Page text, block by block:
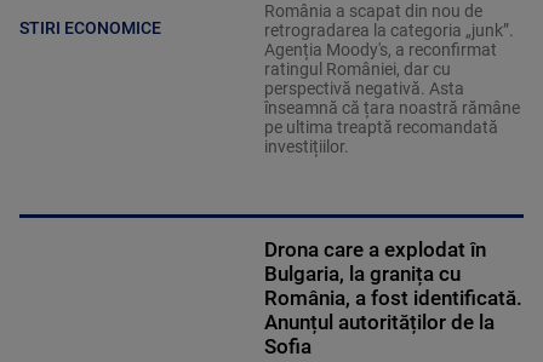
STIRI ECONOMICE
România a scapat din nou de
retrogradarea la categoria „junk”.
Agenția Moody's, a reconfirmat
ratingul României, dar cu
perspectivă negativă. Asta
înseamnă că țara noastră rămâne
pe ultima treaptă recomandată
investițiilor.
Drona care a explodat în
Bulgaria, la granița cu
România, a fost identificată.
Anunțul autorităților de la
Sofia